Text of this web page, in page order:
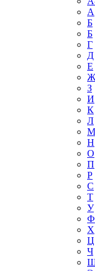
А
Б
Б
Г
Д
Е
Ж
З
И
К
Л
М
Н
О
П
Р
С
Т
У
Ф
Х
Ц
Ч